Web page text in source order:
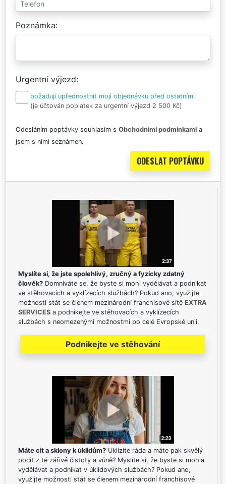
Poznámka
Urgentní výjezd
požaduji upřednostnit moji objednávku před ostatními
(je účtován poplatek za urgentní výjezd 2 500 Kč)
Odesláním poptávky souhlasím s Obchodními podmínkami a
jsem s nimi seznámen.
Myslíte si, že jste spolehlivý, zručný a fyzicky zdatný
člověk? Domníváte se, že byste si mohl vydělávat a podnikat
ve stěhovacích a vyklízecích službách? Pokud ano, využijte
možnosti stát se členem mezinárodní franchisové sítě EXTRA
SERVICES a podnikejte ve stěhovacích a vyklízecích
službách s neomezenými možnostmi po celé Evropské unii.
Podnikejte ve stěhování
Máte cit a sklony k úklidům? Uklízíte ráda a máte pak skvělý
pocit z té zářivé čistoty a vůně? Myslíte si, že byste si mohla
vydělávat a podnikat v úklidových službách? Pokud ano,
využijte možnosti stát se členem mezinárodní franchisové